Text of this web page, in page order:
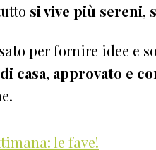
si vive più sereni,
per fornire idee e
casa, approvato e
le fave!